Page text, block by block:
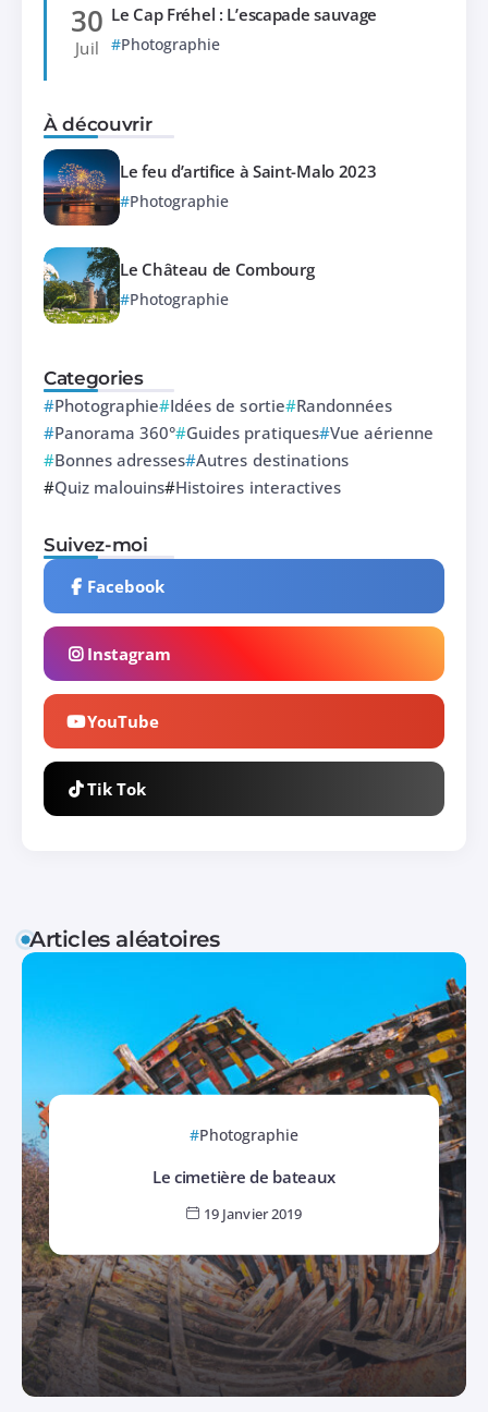
30
Juil
Le Cap Fréhel : L’escapade sauvage
Photographie
À découvrir
Le feu d’artifice à Saint-Malo 2023
Photographie
Le Château de Combourg
Photographie
Categories
Photographie Idées de sortie Randonnées
Panorama 360° Guides pratiques Vue aérienne
Bonnes adresses Autres destinations
Quiz malouins Histoires interactives
Suivez-moi
Facebook
Instagram
YouTube
Tik Tok
Articles aléatoires
Photographie
Le cimetière de bateaux
19 Janvier 2019